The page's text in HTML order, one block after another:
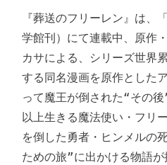
『葬送のフリーレン』は、
学館刊）にて連載中、原作
カサによる、シリーズ世界
する同名漫画を原作とした
って魔王が倒された“その
以上生きる魔法使い・フリ
を倒した勇者・ヒンメルの
ための旅”に出かける物語